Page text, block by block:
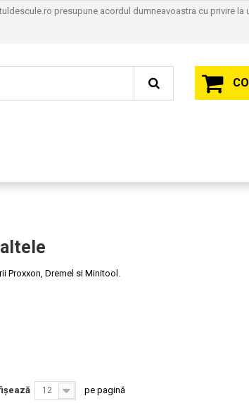
Proxxon, Dremel si Minitool.
12 pe pagină
presupune acordul dumneavoastra cu privire